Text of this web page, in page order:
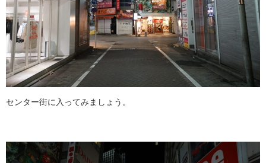
センター街に入ってみましょう。